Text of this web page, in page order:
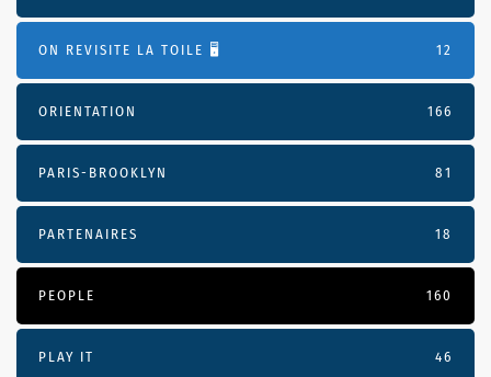
ON REVISITE LA TOILE 🖥️ 12
ORIENTATION 166
PARIS-BROOKLYN 81
PARTENAIRES 18
PEOPLE 160
PLAY IT 46